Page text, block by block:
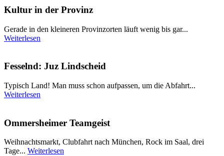
Kultur in der Provinz
Gerade in den kleineren Provinzorten läuft wenig bis gar...
Weiterlesen
Fesselnd: Juz Lindscheid
Typisch Land! Man muss schon aufpassen, um die Abfahrt...
Weiterlesen
Ommersheimer Teamgeist
Weihnachtsmarkt, Clubfahrt nach München, Rock im Saal, drei
Tage... Weiterlesen